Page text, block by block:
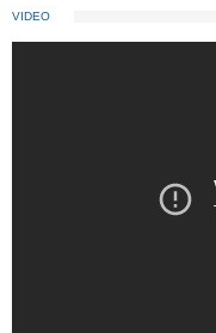
VIDEO